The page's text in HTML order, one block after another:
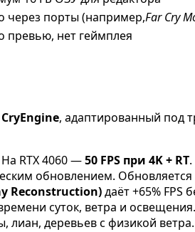
через порты (например,Far Cry
превью, нет геймплея
, адаптированный под
RTX 4060 —50 FPS при 4K + RT.
обновлением. Обновляется
Reconstruction)даёт +65% FPS
суток, ветра и освещения.
лиан, деревьев с физикой ветра.